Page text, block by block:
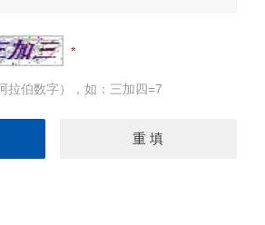
拉伯数字），如：三加四=7